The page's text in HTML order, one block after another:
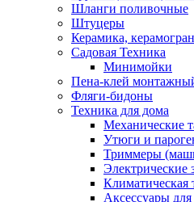
Шланги поливочные
Штуцеры
Керамика,
Садовая Техника
Минимойки
Пена-клей
Фляги-бидоны
Техника для дома
Механические
Утюги и
Триммеры
Электрические
Климатическая
Аксессуары для